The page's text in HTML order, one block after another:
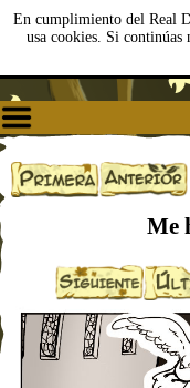
En cumplimiento del Real
usa cookies. Si continúas
Me